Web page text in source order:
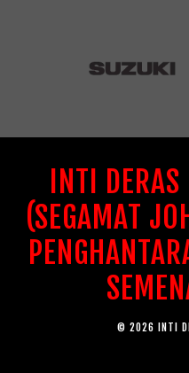
INTI
(SEGAMAT
© 2026 INTI